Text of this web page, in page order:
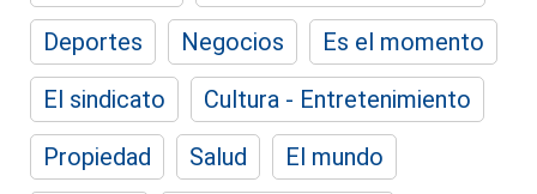
Deportes
Negocios
Es el momento
El sindicato
Cultura - Entretenimiento
Propiedad
Salud
El mundo